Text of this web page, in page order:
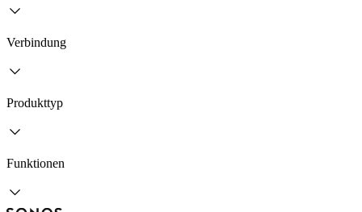
Verbindung
Produkttyp
Funktionen